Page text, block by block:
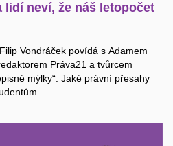
lidí neví, že náš letopočet
Vondráček povídá s Adamem
Práva21 a tvůrcem
mýlky“. Jaké právní přesahy